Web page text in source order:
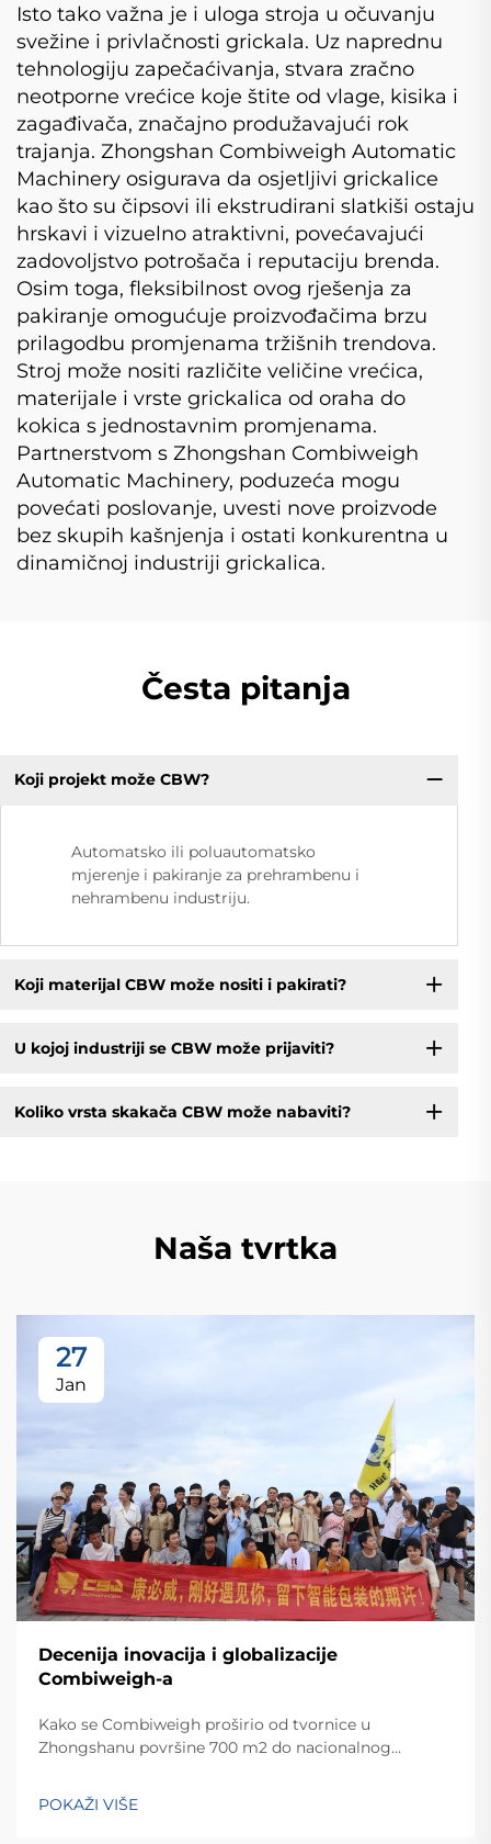
Isto tako važna je i uloga stroja u očuvanju
svežine i privlačnosti grickala. Uz naprednu
tehnologiju zapečaćivanja, stvara zračno
neotporne vrećice koje štite od vlage, kisika i
zagađivača, značajno produžavajući rok
trajanja. Zhongshan Combiweigh Automatic
Machinery osigurava da osjetljivi grickalice
kao što su čipsovi ili ekstrudirani slatkiši ostaju
hrskavi i vizuelno atraktivni, povećavajući
zadovoljstvo potrošača i reputaciju brenda.
Osim toga, fleksibilnost ovog rješenja za
pakiranje omogućuje proizvođačima brzu
prilagodbu promjenama tržišnih trendova.
Stroj može nositi različite veličine vrećica,
materijale i vrste grickalica od oraha do
kokica s jednostavnim promjenama.
Partnerstvom s Zhongshan Combiweigh
Automatic Machinery, poduzeća mogu
povećati poslovanje, uvesti nove proizvode
bez skupih kašnjenja i ostati konkurentna u
dinamičnoj industriji grickalica.
Česta pitanja
Koji projekt može CBW?
Automatsko ili poluautomatsko
mjerenje i pakiranje za prehrambenu i
nehrambenu industriju.
Koji materijal CBW može nositi i pakirati?
U kojoj industriji se CBW može prijaviti?
Koliko vrsta skakača CBW može nabaviti?
Naša tvrtka
27
Jan
Decenija inovacija i globalizacije
Combiweigh-a
Kako se Combiweigh proširio od tvornice u
Zhongshanu površine 700 m2 do nacionalnog
zemalja. Otkrijte njihova inteligentna rješenja za
tehtanjezažali globalnu konsultaciju OEM/ODM-a još
POKAŽI VIŠE